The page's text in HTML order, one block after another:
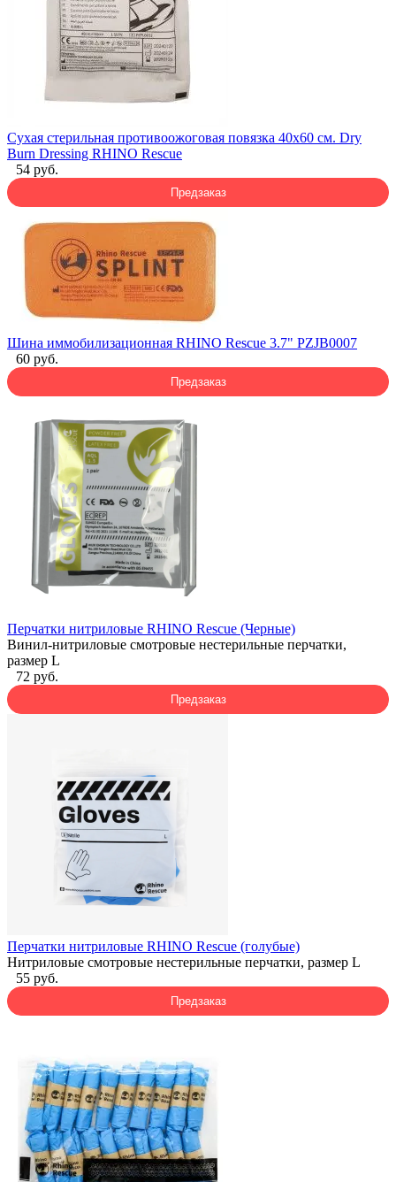
Сухая стерильная противоожоговая повязка 40х60 см. Dry
Burn Dressing RHINO Rescue
54 руб.
Предзаказ
Шина иммобилизационная RHINO Rescue 3.7" PZJB0007
60 руб.
Предзаказ
Перчатки нитриловые RHINO Rescue (Черные)
Винил-нитриловые смотровые нестерильные перчатки,
размер L
72 руб.
Предзаказ
Перчатки нитриловые RHINO Rescue (голубые)
Нитриловые смотровые нестерильные перчатки, размер L
55 руб.
Предзаказ